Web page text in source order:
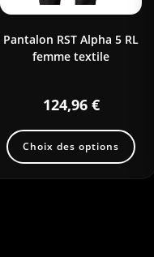
Pantalon RST Alpha 5 RL
femme textile
124,96 €
Choix des options